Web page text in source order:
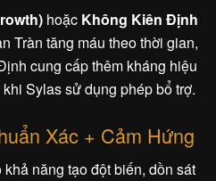
hoặc Không Kiên Định
Tràn tăng máu theo thời gian,
cung cấp thêm kháng hiệu
Sylas sử dụng phép bổ trợ.
Xác + Cảm Hứng
năng tạo đột biến, dồn sát